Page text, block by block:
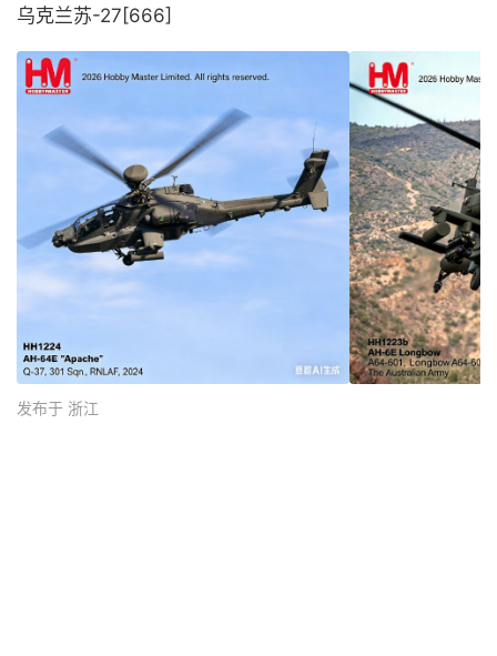
乌克兰苏-27[666] ​
发布于 浙江